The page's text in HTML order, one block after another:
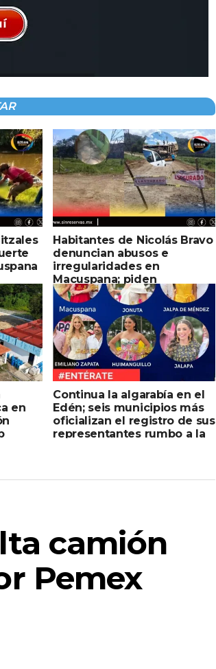
Habitantes de Nicolás Bravo
denuncian abusos e
irregularidades en
Macuspana; piden
intervención estatal
en
Continua la algarabía en el
Edén; seis municipios más
oficializan el registro de sus
representantes rumbo a la
camión
Pemex